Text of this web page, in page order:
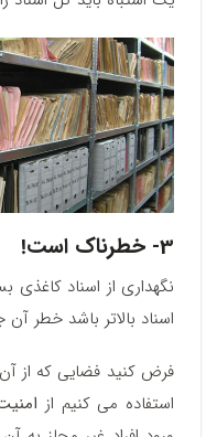
3- خطرناک است!
نگهداری از اسناد
اسناد بالاتر باشد خطر
فرض کنید فضایی که از آن
استفاده می کنیم از